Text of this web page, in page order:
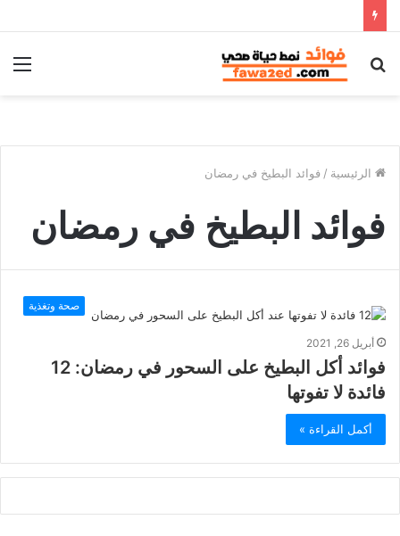
بحث
الرئيسية / فوائد البطيخ في رمضان
فوائد البطيخ في رمضان
صحة وتغذية
أبريل 26, 2021
فوائد أكل البطيخ على السحور في رمضان: 12
فائدة لا تفوتها
أكمل القراءة »